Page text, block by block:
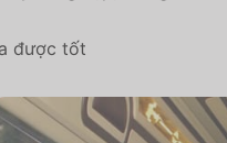
được tốt